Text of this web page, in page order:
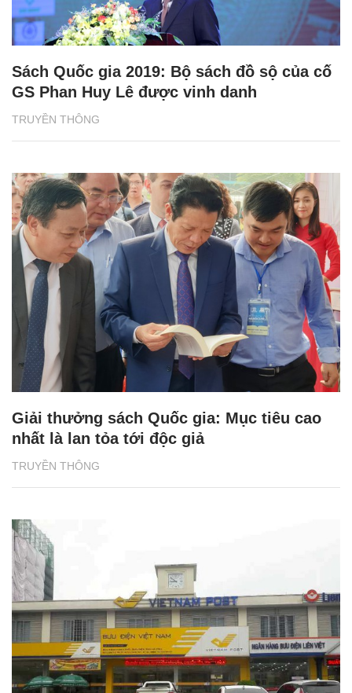
TRUYỀN THÔNG
Sách Quốc gia 2019: Bộ sách đồ sộ của cố
GS Phan Huy Lê được vinh danh
TRUYỀN THÔNG
Giải thưởng sách Quốc gia: Mục tiêu cao
nhất là lan tỏa tới độc giả